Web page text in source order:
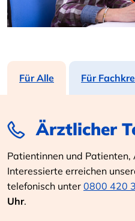
Für Alle Für
Ärztlicher
Patientinnen und Patienten,
Interessierte erreichen
telefonisch unter 0800 420
Uhr.